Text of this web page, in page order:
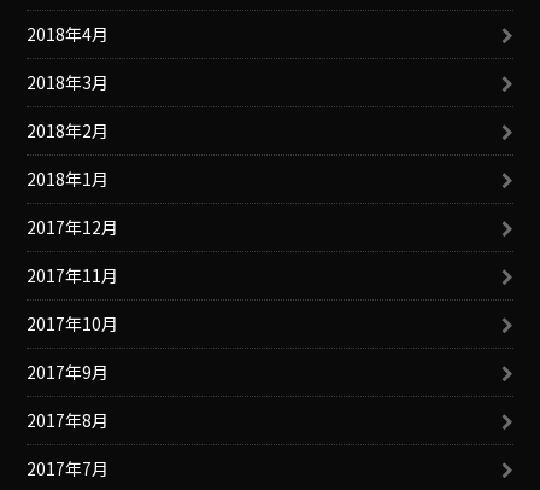
2018年4月
2018年3月
2018年2月
2018年1月
2017年12月
2017年11月
2017年10月
2017年9月
2017年8月
2017年7月